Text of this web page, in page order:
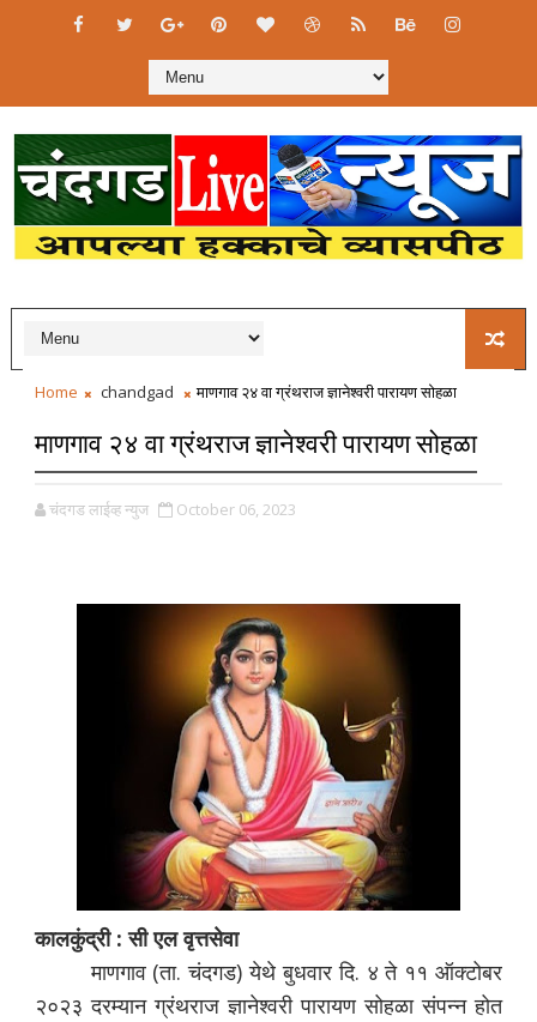
Home chandgad माणगाव २४ वा ग्रंथराज ज्ञानेश्वरी पारायण सोहळा
माणगाव २४ वा ग्रंथराज ज्ञानेश्वरी पारायण सोहळा
चंदगड लाईव्ह न्युज October 06, 2023
कालकुंद्री : सी एल वृत्तसेवा
माणगाव (ता. चंदगड) येथे बुधवार दि. ४ ते ११ ऑक्टोबर
२०२३ दरम्यान ग्रंथराज ज्ञानेश्वरी पारायण सोहळा संपन्न‌ होत